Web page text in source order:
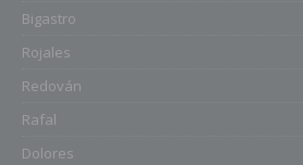
Bigastro
Rojales
Redován
Rafal
Dolores